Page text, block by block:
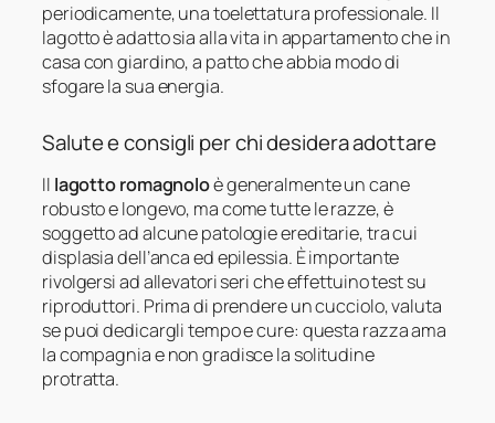
periodicamente, una toelettatura professionale. Il
lagotto è adatto sia alla vita in appartamento che in
casa con giardino, a patto che abbia modo di
sfogare la sua energia.
Salute e consigli per chi desidera adottare
Il lagotto romagnoloè generalmente un cane
robusto e longevo, ma come tutte le razze, è
soggetto ad alcune patologie ereditarie, tra cui
displasia dell’anca ed epilessia. È importante
rivolgersi ad allevatori seri che effettuino test su
riproduttori. Prima di prendere un cucciolo, valuta
se puoi dedicargli tempo e cure: questa razza ama
la compagnia e non gradisce la solitudine
protratta.